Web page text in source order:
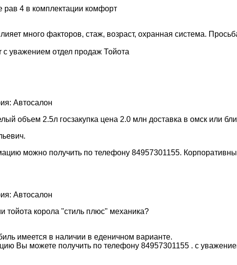
рав 4 в комплектации комфорт
много факторов, стаж, возраст, охранная система.
уважением отдел продаж Тойота
Автосалон
объем 2.5л госзакупка цена 2.0 млн доставка в омск или
можно получить по телефону 84957301155.
Автосалон
тойота корола "стиль плюс" механика?
имеется в наличии в еденичном варианте.
Вы можете получить по телефону 84957301155 . с